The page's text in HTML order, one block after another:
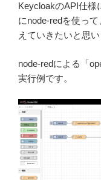
KeycloakのAPI仕様
にnode-redを使っ
えていきたいと思い
node-redによる「
実行例です。